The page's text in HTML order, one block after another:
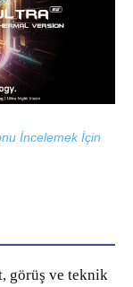
İncelemek İçin
görüş ve teknik